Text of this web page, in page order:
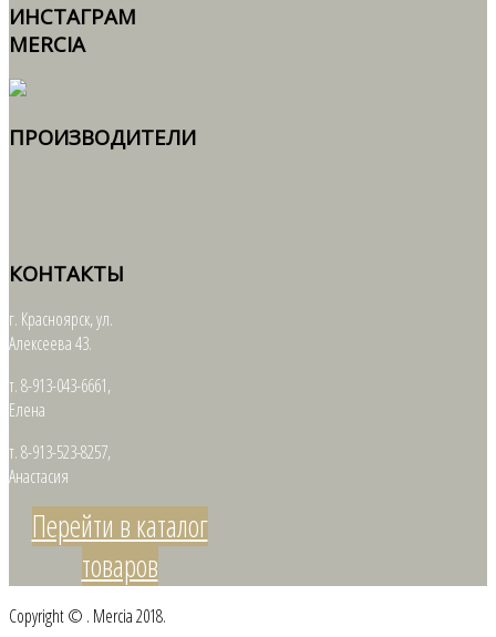
ИНСТАГРАМ
MERCIA
ПРОИЗВОДИТЕЛИ
КОНТАКТЫ
г. Красноярск, ул.
Алексеева 43.
т. 8-913-043-6661,
Елена
т. 8-913-523-8257,
Анастасия
Перейти в каталог
товаров
Copyright © . Mercia 2018.